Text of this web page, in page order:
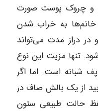
و چروک پوست صورت
به خراب‌ شدن
دراز مدت می‌تواند
تنها مزیت این نوع
شبانه است. اما اگر
از یک بالش صاف در
حالت طبیعی ستون